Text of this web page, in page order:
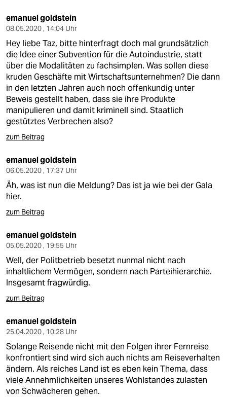
verlag
veranstaltungen
shop
fragen & hilfe
unterstützen
abo
epaper login
emanuel goldstein
08.05.2020 , 14:04 Uhr
Hey liebe Taz, bitte hinterfragt doch mal grundsätzlich
die Idee einer Subvention für die Autoindustrie, statt
über die Modalitäten zu fachsimplen. Was sollen diese
kruden Geschäfte mit Wirtschaftsunternehmen? Die dann
in den letzten Jahren auch noch offenkundig unter
Beweis gestellt haben, dass sie ihre Produkte
manipulieren und damit kriminell sind. Staatlich
gestütztes Verbrechen also?
zum Beitrag
emanuel goldstein
06.05.2020 , 17:37 Uhr
Äh, was ist nun die Meldung? Das ist ja wie bei der Gala
hier.
zum Beitrag
emanuel goldstein
05.05.2020 , 19:55 Uhr
Well, der Politbetrieb besetzt nunmal nicht nach
inhaltlichem Vermögen, sondern nach Parteihierarchie.
Insgesamt fragwürdig.
zum Beitrag
emanuel goldstein
25.04.2020 , 10:28 Uhr
Solange Reisende nicht mit den Folgen ihrer Fernreise
konfrontiert sind wird sich auch nichts am Reiseverhalten
ändern. Als reiches Land ist es eben kein Thema, dass
viele Annehmlichkeiten unseres Wohlstandes zulasten
von Schwächeren gehen.